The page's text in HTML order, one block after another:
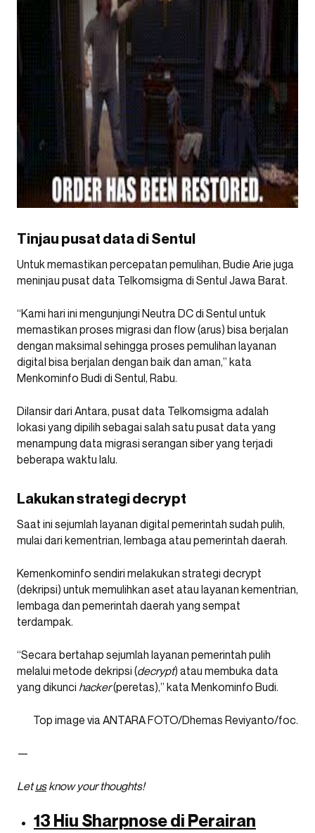
Tinjau pusat data di Sentul
Untuk memastikan percepatan pemulihan, Budie Arie juga
meninjau pusat data Telkomsigma di Sentul Jawa Barat.
“Kami hari ini mengunjungi Neutra DC di Sentul untuk
memastikan proses migrasi dan flow (arus) bisa berjalan
dengan maksimal sehingga proses pemulihan layanan
digital bisa berjalan dengan baik dan aman,” kata
Menkominfo Budi di Sentul, Rabu.
Dilansir dari Antara, pusat data Telkomsigma adalah
lokasi yang dipilih sebagai salah satu pusat data yang
menampung data migrasi serangan siber yang terjadi
beberapa waktu lalu.
Lakukan strategi decrypt
Saat ini sejumlah layanan digital pemerintah sudah pulih,
mulai dari kementrian, lembaga atau pemerintah daerah.
Kemenkominfo sendiri melakukan strategi decrypt
(dekripsi) untuk memulihkan aset atau layanan kementrian,
lembaga dan pemerintah daerah yang sempat
terdampak.
“Secara bertahap sejumlah layanan pemerintah pulih
melalui metode dekripsi (decrypt) atau membuka data
yang dikunci hacker(peretas),” kata Menkominfo Budi.
Top image via ANTARA FOTO/Dhemas Reviyanto/foc.
—
Letusknow your thoughts!
13 Hiu Sharpnose di Perairan